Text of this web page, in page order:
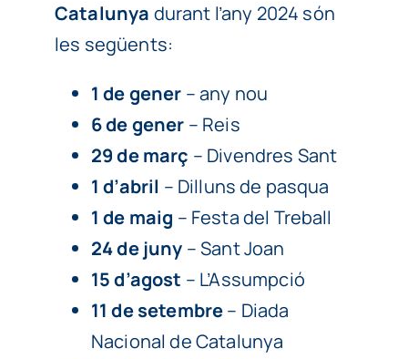
Cita prèvia
Catalunya durant l’any 2024 són
les següents:
1 de gener – any nou
6 de gener – Reis
29 de març – Divendres Sant
1 d’abril – Dilluns de pasqua
1 de maig – Festa del Treball
24 de juny – Sant Joan
15 d’agost – L’Assumpció
11 de setembre– Diada
Nacional de Catalunya